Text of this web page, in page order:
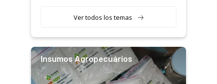
Ver todos los temas
Insumos Agropecuários